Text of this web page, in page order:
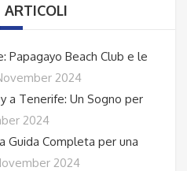
Papagayo Beach Club e le
2024
a Tenerife: Un Sogno per
2024
Guida Completa per una
2024